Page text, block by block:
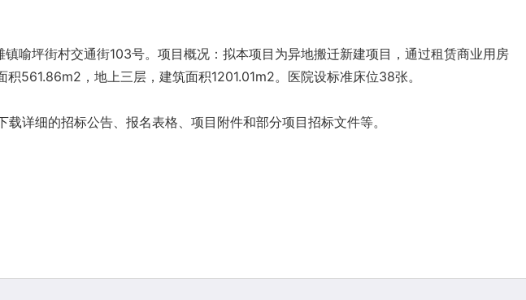
喻坪街村交通街103号。项目概况：拟本项目为异地搬迁新建项目，通过租赁商业用房
561.86m2，地上三层，建筑面积1201.01m2。医院设标准床位38张。
详细的招标公告、报名表格、项目附件和部分项目招标文件等。